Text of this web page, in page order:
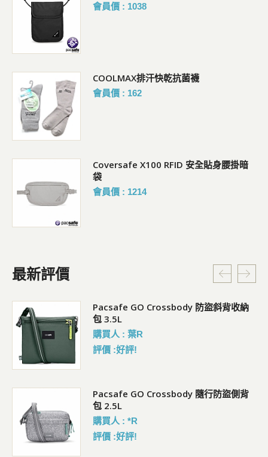
會員價 : 1038
COOLMAX排汗快乾抗菌襪
會員價 : 162
Coversafe X100 RFID 安全貼身腰掛暗
袋
會員價 : 1214
最新評價
Pacsafe GO Crossbody 防盜斜背收納
包 3.5L
購買人 : 葉R
評價 :好評!
Pacsafe GO Crossbody 隨行防盜側背
包 2.5L
購買人 : *R
評價 :好評!